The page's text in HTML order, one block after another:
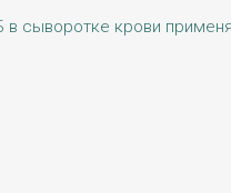
сыворотке крови